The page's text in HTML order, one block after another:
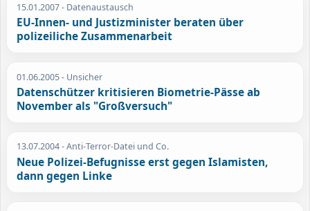
15.01.2007- Datenaustausch
EU-Innen- und Justizminister beraten über
polizeiliche Zusammenarbeit
01.06.2005- Unsicher
Datenschützer kritisieren Biometrie-Pässe ab
November als "Großversuch"
13.07.2004- Anti-Terror-Datei und Co.
Neue Polizei-Befugnisse erst gegen Islamisten,
dann gegen Linke